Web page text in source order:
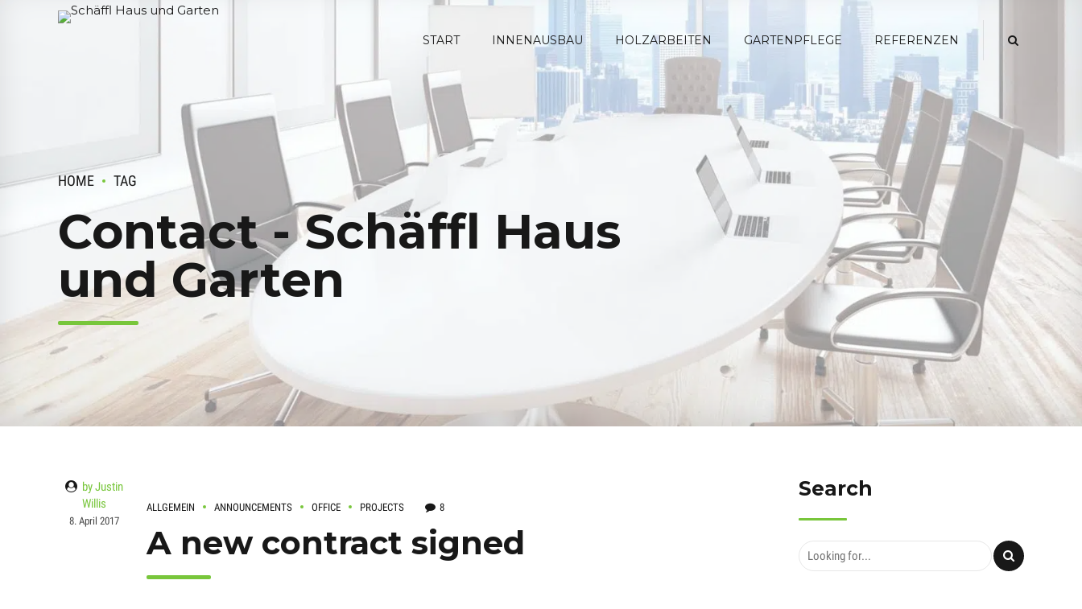
START INNENAUSBAU HOLZARBEITEN GARTENPFLEGE REFERENZEN
HOME TAG
Contact - Schäffl Haus
und Garten
by Justin
Willis
8. April 2017
ALLGEMEIN ANNOUNCEMENTS OFFICE PROJECTS 8
A new contract signed
Search